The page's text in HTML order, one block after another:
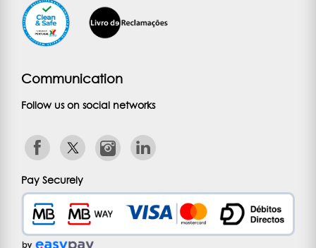
Communication
Follow us on social networks
Pay Securely